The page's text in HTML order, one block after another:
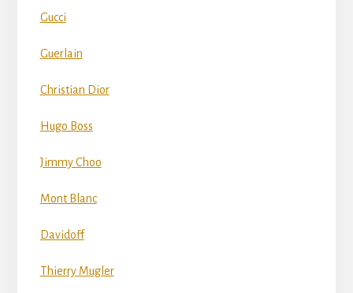
Gucci
Guerlain
Christian Dior
Hugo Boss
Jimmy Choo
Mont Blanc
Davidoff
Thierry Mugler